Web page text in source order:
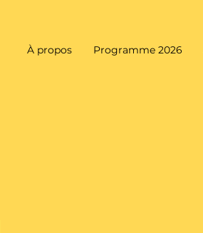
À propos Programme 2026